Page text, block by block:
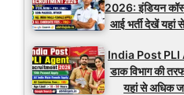
2026: इंडियन
आई भर्ती देखें यहां
India Post
डाक विभाग की
यहां से अधिक